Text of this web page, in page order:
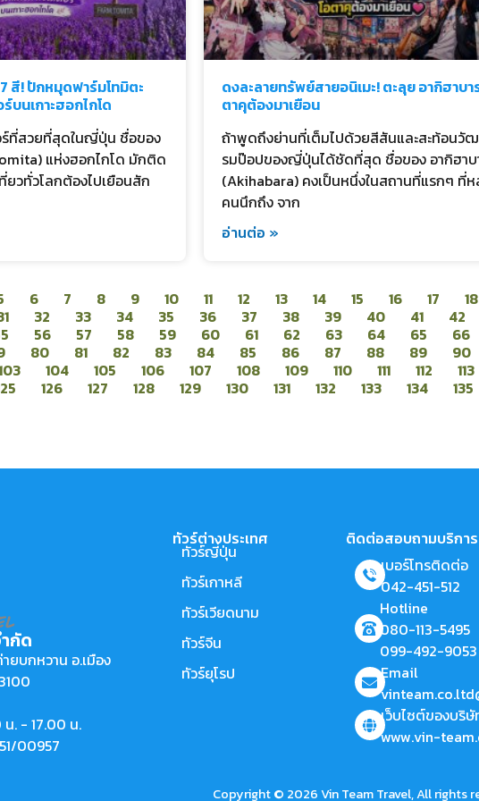
สี! ปักหมุดฟาร์มโทมิตะ
บนเกาะฮอกไกโด
ร์ที่สวยที่สุดในญี่ปุ่น ชื่อของ
แห่งฮอกไกโด มักติด
วทั่วโลกต้องไปเยือนสัก
ดงละลายทรัพย์สายอนิเมะ! ตะลุย อากิฮาบา
ตาคุต้องมาเยือน
ถ้าพูดถึงย่านที่เต็มไปด้วยสีสันและสะท้อนวั
รมป๊อปของญี่ปุ่นได้ชัดที่สุด ชื่อของ อากิฮาบ
(Akihabara) คงเป็นหนึ่งในสถานที่แรกๆ ที่ห
คนนึกถึง จาก
อ่านต่อ »
6 7 8 9 10 11 12 13 14 15 16 17 18
32 33 34 35 36 37 38 39 40 41 42
56 57 58 59 60 61 62 63 64 65 66
80 81 82 83 84 85 86 87 88 89 90
104 105 106 107 108 109 110 111 112 113
126 127 128 129 130 131 132 133 134 135
กัด
ยบกหวาน อ.เมือง
. - 17.00 น.
00957
ทัวร์ต่างประเทศ
ทัวร์ญี่ปุ่น
ทัวร์เกาหลี
ทัวร์เวียดนาม
ทัวร์จีน
ทัวร์ยุโรป
ติดต่อสอบถามบริการ
เบอร์โทรติดต่อ
042-451-512
Hotline
080-113-5495
099-492-9053
Email
เว็บไซต์ของบริษั
www.vin-
Copyright © 2026 Vin Team Travel, All rights